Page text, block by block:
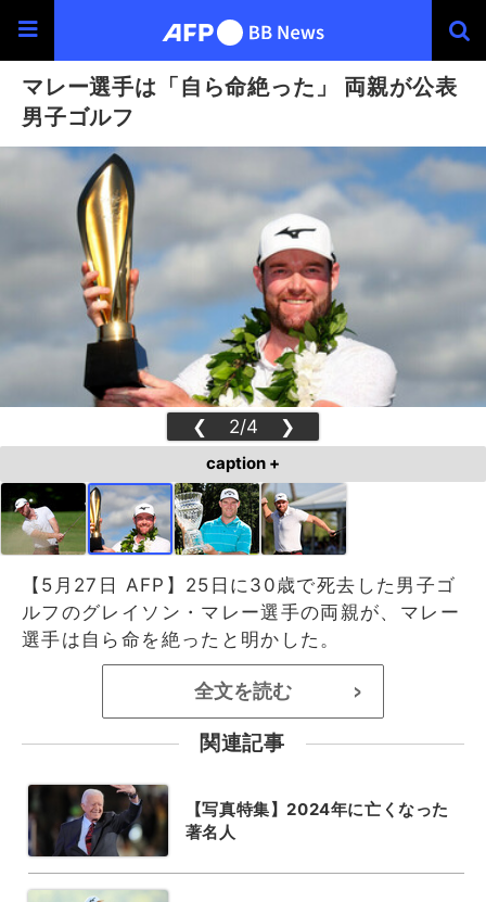
マレー選手は「自ら命絶った」 両親が公表
男子ゴルフ
❮ 2/4 ❯
caption +
【5月27日 AFP】25日に30歳で死去した男子ゴ
ルフのグレイソン・マレー選手の両親が、マレー
選手は自ら命を絶ったと明かした。
全文を読む >
関連記事
【写真特集】2024年に亡くなった
著名人